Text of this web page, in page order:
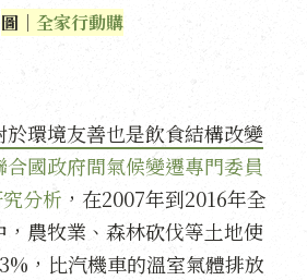
圖｜ 全家行動購
環境友善也是飲食結構改變
合國政府間氣候變遷專門委員
分析 ，在2007年到2016年全
農牧業、森林砍伐等土地使
，比汽機車的溫室氣體排放